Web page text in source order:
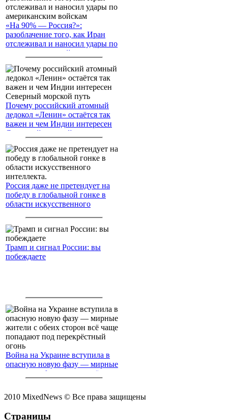
«На 90% — Россия?»:
разоблачение того, как Иран
отслеживал и наносил удары по
американским войскам
Почему российский атомный
ледокол «Ленин» остаётся так
важен и чем Индии интересен
Северный морской путь
Россия даже не претендует на
победу в глобальной гонке в
области искусственного
Трамп и сигнал России: вы
побеждаете
Война на Украине вступила в
опасную новую фазу — мирные
жители с обеих сторон всё чаще
2010 MixedNews © Все права защищены
Страницы